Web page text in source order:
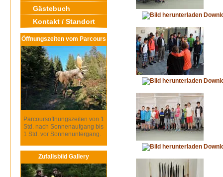
Gästebuch
Kontakt / Standort
Öffnungszeiten vom Parcours
Parcoursöffnungszeiten von 1
Std. nach Sonnenaufgang bis
1 Std. vor Sonnenuntergang.
Zufallsbild Gallery